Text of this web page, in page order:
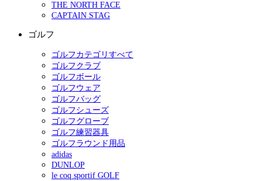
THE NORTH FACE
CAPTAIN STAG
ゴルフ
ゴルフカテゴリすべて
ゴルフクラブ
ゴルフボール
ゴルフウェア
ゴルフバッグ
ゴルフシューズ
ゴルフグローブ
ゴルフ練習器具
ゴルフラウンド用品
adidas
DUNLOP
le coq sportif GOLF